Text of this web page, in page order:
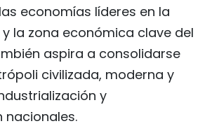
economías líderes en la
la zona económica clave del
aspira a consolidarse
civilizada, moderna y
y
nacionales.